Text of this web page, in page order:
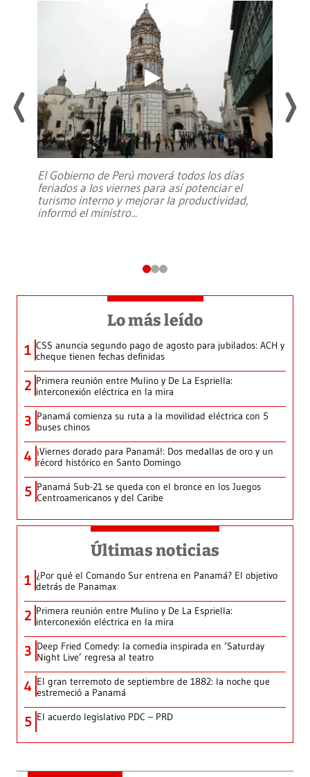
El Gobierno de Perú moverá todos los días
feriados a los viernes para así potenciar el
turismo interno y mejorar la productividad,
informó el ministro...
Lo más leído
1 CSS anuncia segundo pago de agosto para jubilados: ACH y
cheque tienen fechas definidas
2 Primera reunión entre Mulino y De La Espriella:
interconexión eléctrica en la mira
3 Panamá comienza su ruta a la movilidad eléctrica con 5
buses chinos
4 ¡Viernes dorado para Panamá!: Dos medallas de oro y un
récord histórico en Santo Domingo
5 Panamá Sub-21 se queda con el bronce en los Juegos
Centroamericanos y del Caribe
Últimas noticias
1 ¿Por qué el Comando Sur entrena en Panamá? El objetivo
detrás de Panamax
2 Primera reunión entre Mulino y De La Espriella:
interconexión eléctrica en la mira
3 Deep Fried Comedy: la comedia inspirada en ‘Saturday
Night Live’ regresa al teatro
4 El gran terremoto de septiembre de 1882: la noche que
estremeció a Panamá
5 El acuerdo legislativo PDC – PRD